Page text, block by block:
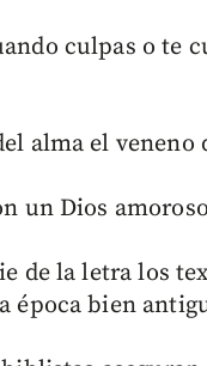
culpas o te
alma el veneno
un Dios
de la letra los
época bien